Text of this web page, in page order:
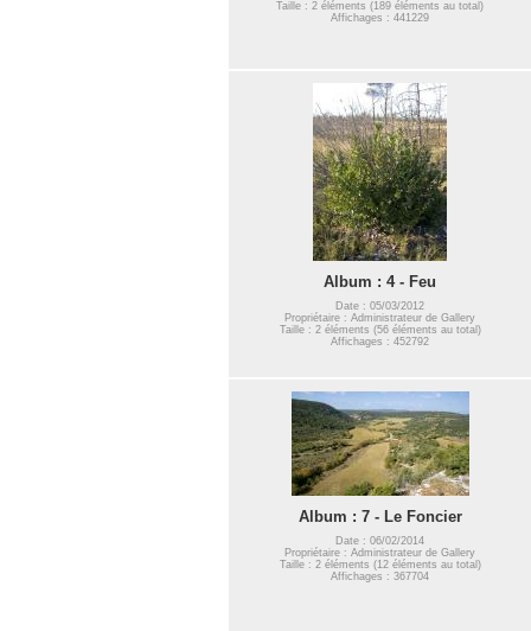
Taille : 2 éléments (189 éléments au total)
Affichages : 441229
Album : 4 - Feu
Date : 05/03/2012
Propriétaire : Administrateur de Gallery
Taille : 2 éléments (56 éléments au total)
Affichages : 452792
Album : 7 - Le Foncier
Date : 06/02/2014
Propriétaire : Administrateur de Gallery
Taille : 2 éléments (12 éléments au total)
Affichages : 367704